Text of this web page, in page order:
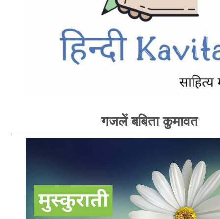
गजलें बबिता कुमावत